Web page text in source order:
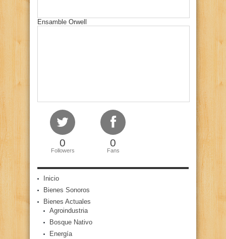
Ensamble Orwell
0
Followers
0
Fans
Inicio
Bienes Sonoros
Bienes Actuales
Agroindustria
Bosque Nativo
Energía